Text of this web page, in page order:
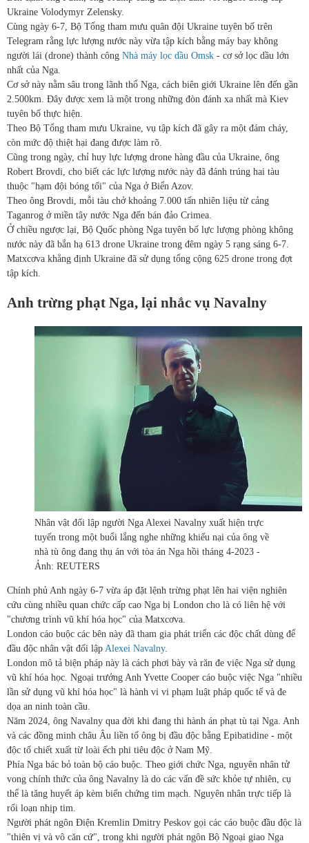
Ukraine Volodymyr Zelensky.
Cùng ngày 6-7, Bộ Tổng tham mưu quân đội Ukraine tuyên bố trên
Telegram rằng lực lượng nước này vừa tập kích bằng máy bay không
người lái (drone) thành công Nhà máy lọc dầu Omsk - cơ sở lọc dầu lớn
nhất của Nga.
Cơ sở này nằm sâu trong lãnh thổ Nga, cách biên giới Ukraine lên đến gần
2.500km. Đây được xem là một trong những đòn đánh xa nhất mà Kiev
tuyên bố thực hiện.
Theo Bộ Tổng tham mưu Ukraine, vụ tập kích đã gây ra một đám cháy,
còn mức độ thiệt hại đang được làm rõ.
Cũng trong ngày, chỉ huy lực lượng drone hàng đầu của Ukraine, ông
Robert Brovdi, cho biết các lực lượng nước này đã đánh trúng hai tàu
thuộc "hạm đội bóng tối" của Nga ở Biển Azov.
Theo ông Brovdi, mỗi tàu chở khoảng 7.000 tấn nhiên liệu từ cảng
Taganrog ở miền tây nước Nga đến bán đảo Crimea.
Ở chiều ngược lại, Bộ Quốc phòng Nga tuyên bố lực lượng phòng không
nước này đã bắn hạ 613 drone Ukraine trong đêm ngày 5 rạng sáng 6-7.
Matxcơva khẳng định Ukraine đã sử dụng tổng cộng 625 drone trong đợt
tập kích.
Anh trừng phạt Nga, lại nhắc vụ Navalny
Nhân vật đối lập người Nga Alexei Navalny xuất hiện trực
tuyến trong một buổi lắng nghe những khiếu nại của ông về
nhà tù ông đang thụ án với tòa án Nga hồi tháng 4-2023 -
Ảnh: REUTERS
Chính phủ Anh ngày 6-7 vừa áp đặt lệnh trừng phạt lên hai viện nghiên
cứu cùng nhiều quan chức cấp cao Nga bị London cho là có liên hệ với
"chương trình vũ khí hóa học" của Matxcơva.
London cáo buộc các bên này đã tham gia phát triển các độc chất dùng để
đầu độc nhân vật đối lập Alexei Navalny.
London mô tả biện pháp này là cách phơi bày và răn đe việc Nga sử dụng
vũ khí hóa học. Ngoại trưởng Anh Yvette Cooper cáo buộc việc Nga "nhiều
lần sử dụng vũ khí hóa học" là hành vi vi phạm luật pháp quốc tế và đe
dọa an ninh toàn cầu.
Năm 2024, ông Navalny qua đời khi đang thi hành án phạt tù tại Nga. Anh
và các đồng minh châu Âu liền tố ông bị đầu độc bằng Epibatidine - một
độc tố chiết xuất từ loài ếch phi tiêu độc ở Nam Mỹ.
Phía Nga bác bỏ toàn bộ cáo buộc. Theo giới chức Nga, nguyên nhân tử
vong chính thức của ông Navalny là do các vấn đề sức khỏe tự nhiên, cụ
thể là tăng huyết áp kèm biến chứng tim mạch. Nguyên nhân trực tiếp là
rối loạn nhịp tim.
Người phát ngôn Điện Kremlin Dmitry Peskov gọi các cáo buộc đầu độc là
"thiên vị và vô căn cứ", trong khi người phát ngôn Bộ Ngoại giao Nga